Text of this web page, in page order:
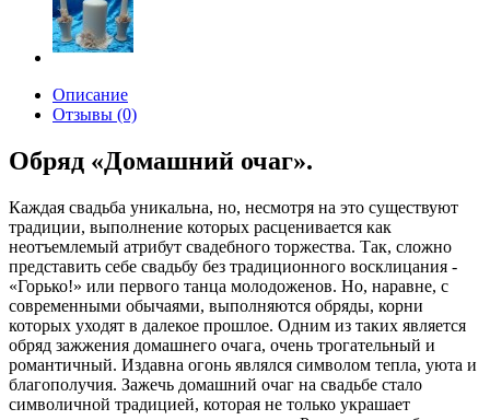
Описание
Отзывы (0)
Oбряд «Домашний очаг».
Каждая свадьба уникальна, но, несмотря на это существуют
традиции, выполнение которых расценивается как
неотъемлемый атрибут свадебного торжества. Так, сложно
представить себе свадьбу без традиционного восклицания -
«Горько!» или первого танца молодоженов. Но, наравне, с
современными обычаями, выполняются обряды, корни
которых уходят в далекое прошлое. Одним из таких является
обряд зажжения домашнего очага, очень трогательный и
романтичный. Издавна огонь являлся символом тепла, уюта и
благополучия. Зажечь домашний очаг на свадьбе стало
символичной традицией, которая не только украшает